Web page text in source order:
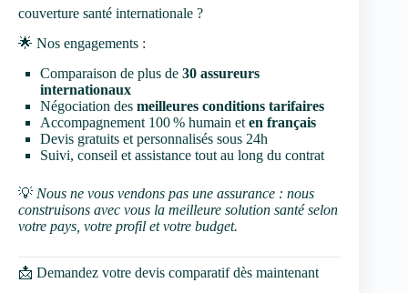
couverture santé internationale ?
🌟 Nos engagements :
Comparaison de plus de 30 assureurs
internationaux
Négociation des meilleures conditions tarifaires
Accompagnement 100 % humain et en français
Devis gratuits et personnalisés sous 24h
Suivi, conseil et assistance tout au long du contrat
💡 Nous ne vous vendons pas une assurance : nous
construisons avec vous la meilleure solution santé selon
votre pays, votre profil et votre budget.
📩 Demandez votre devis comparatif dès maintenant